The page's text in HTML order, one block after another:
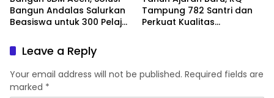
Bangun Andalas Salurkan
Beasiswa untuk 300 Pelajar
Tampung 782 Santri dan
Perkuat Kualitas
Leave a Reply
Your email address will not be published. Required fields are
marked *